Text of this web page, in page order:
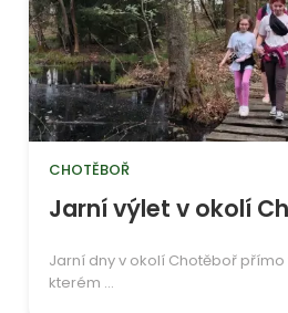
CHOTĚBOŘ
Jarní výlet v okolí
Jarní dny v okolí Chotěboř přímo
kterém ...